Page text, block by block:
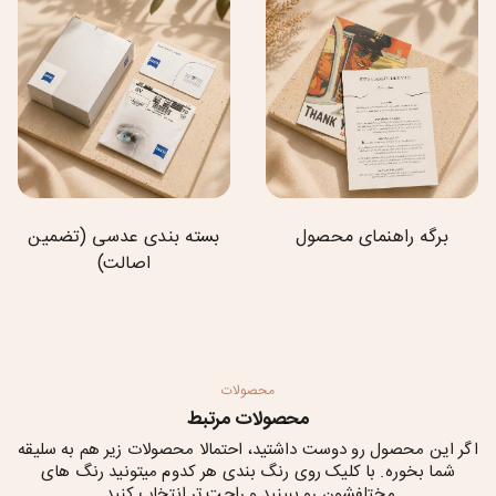
برگه راهنمای محصول
بسته بندی عدسی (تضمین
اصالت)
محصولات
محصولات مرتبط
اگر این محصول رو دوست داشتید، احتمالا محصولات زیر هم به سلیقه
شما بخوره. با کلیک روی رنگ بندی هر کدوم میتونید رنگ های